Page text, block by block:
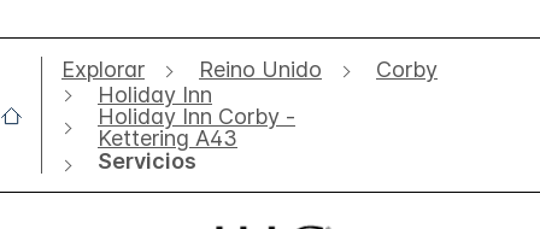
Explorar Reino Unido
Corby
Holiday Inn
Holiday Inn Corby -
Kettering A43
Servicios